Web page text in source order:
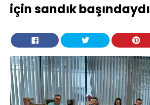
için sandık başındaydı